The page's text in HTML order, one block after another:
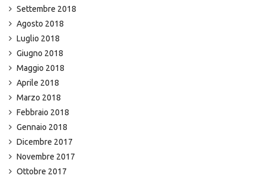
Settembre 2018
Agosto 2018
Luglio 2018
Giugno 2018
Maggio 2018
Aprile 2018
Marzo 2018
Febbraio 2018
Gennaio 2018
Dicembre 2017
Novembre 2017
Ottobre 2017